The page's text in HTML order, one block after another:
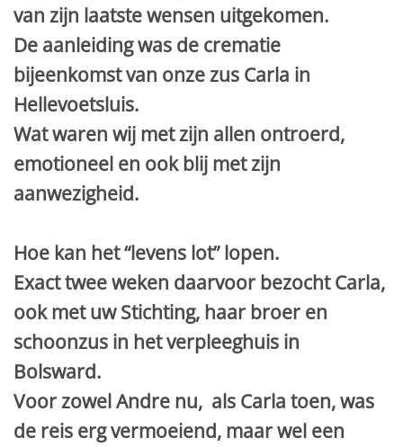
van zijn laatste wensen uitgekomen.
De aanleiding was de crematie
bijeenkomst van onze zus Carla in
Hellevoetsluis.
Wat waren wij met zijn allen ontroerd,
emotioneel en ook blij met zijn
aanwezigheid.
Hoe kan het “levens lot” lopen.
Exact twee weken daarvoor bezocht Carla,
ook met uw Stichting, haar broer en
schoonzus in het verpleeghuis in
Bolsward.
Voor zowel Andre nu, als Carla toen, was
de reis erg vermoeiend, maar wel een